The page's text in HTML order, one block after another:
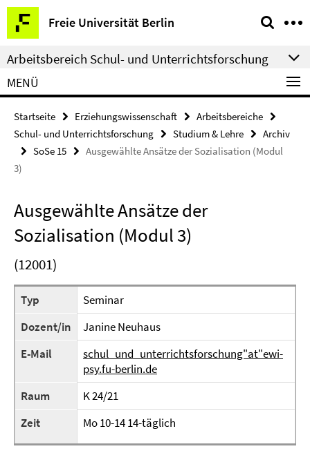
Springe
direkt
zu
Inhalt
Freie Universität Berlin
Service-
Navigation
Arbeitsbereich Schul- und Unterrichtsforschung
MENÜ
Startseite Erziehungswissenschaft
Arbeitsbereiche
Schul- und Unterrichtsforschung
Studium & Lehre
Archiv
SoSe 15
Ausgewählte Ansätze der Sozialisation (Modul
3)
Ausgewählte Ansätze der
Sozialisation (Modul 3)
(12001)
Typ
Seminar
Dozent/in
Janine Neuhaus
E-Mail
schul_und_unterrichtsforschung"at"ewi-
psy.fu-berlin.de
Raum
K 24/21
Zeit
Mo 10-14 14-täglich